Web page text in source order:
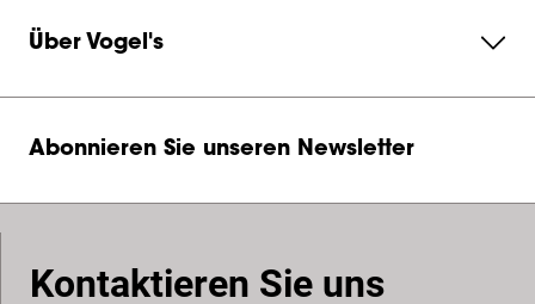
Über Vogel's
Abonnieren Sie unseren Newsletter
Kontaktieren Sie uns